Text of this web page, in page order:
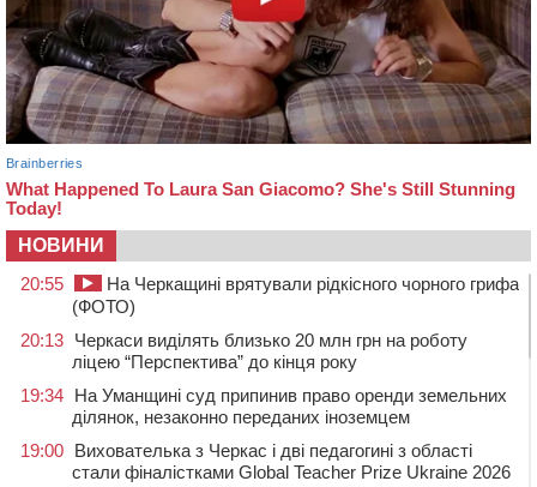
НОВИНИ
20:55
На Черкащині врятували рідкісного чорного грифа
(ФОТО)
20:13 Черкаси виділять близько 20 млн грн на роботу
ліцею “Перспектива” до кінця року
19:34 На Уманщині суд припинив право оренди земельних
ділянок, незаконно переданих іноземцем
19:00 Вихователька з Черкас і дві педагогині з області
стали фіналістками Global Teacher Prize Ukraine 2026